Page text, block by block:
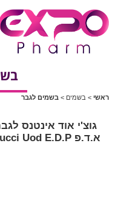
ראשי > בשמים > בשמים לגבר
גוצ'י אוד אינטנס
א.ד.פ Gucci Uod E.D.P